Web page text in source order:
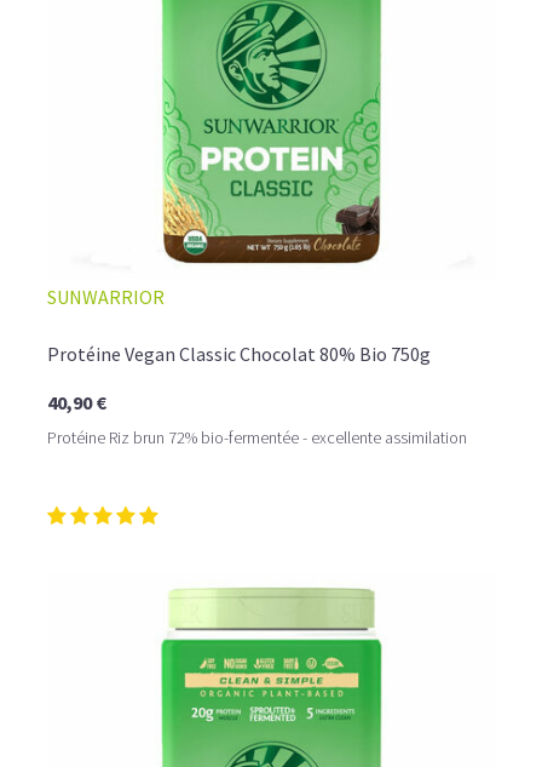
☕ LATTE MACCHIATO GLACÉ
L’ÉQUILIBRE PARFAIT ENTRE DOUCEUR ET INTENSITÉ
Un café riche avec un soupçon de caramel pour un
moment de pure détente… ou de concentration avant le
SUNWARRIOR
Protéine Vegan Classic Chocolat 80% Bio 750g
40,90 €
Protéine Riz brun 72% bio-fermentée - excellente assimilation